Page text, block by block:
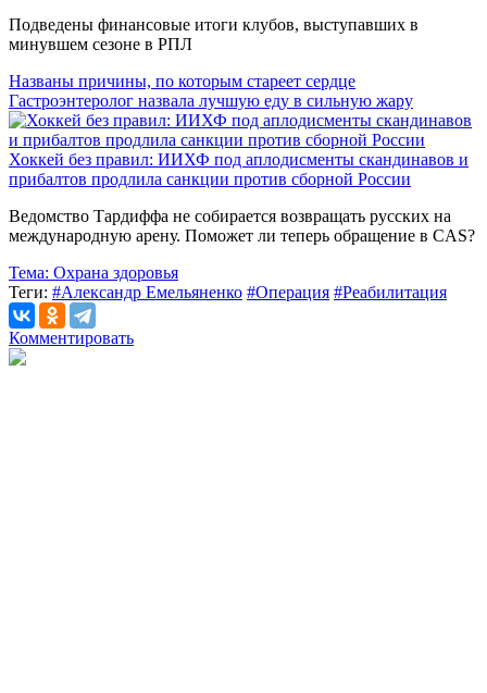
Подведены финансовые итоги клубов, выступавших в
минувшем сезоне в РПЛ
Названы причины, по которым стареет сердце
Гастроэнтеролог назвала лучшую еду в сильную жару
Хоккей без правил: ИИХФ под аплодисменты скандинавов и
прибалтов продлила санкции против сборной России
Ведомство Тардиффа не собирается возвращать русских на
международную арену. Поможет ли теперь обращение в CAS?
Тема: Охрана здоровья
Теги: #Александр Емельяненко #Операция #Реабилитация
Комментировать